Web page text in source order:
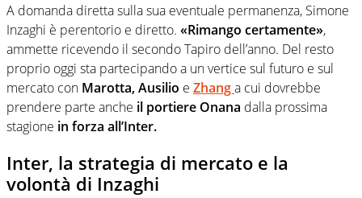
A domanda diretta sulla sua eventuale permanenza, Simone
Inzaghi è perentorio e diretto. «Rimango certamente»,
ammette ricevendo il secondo Tapiro dell’anno. Del resto
proprio oggi sta partecipando a un vertice sul futuro e sul
mercato con Marotta, Ausilio e Zhanga cui dovrebbe
prendere parte anche il portiere Onana dalla prossima
stagione in forza all’Inter.
Inter, la strategia di mercato e la
volontà di Inzaghi